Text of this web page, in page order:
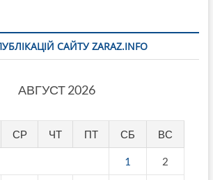
САЙТУ ZARAZ.INFO
АВГУСТ 2026
СР ЧТ ПТ СБ ВС
1 2